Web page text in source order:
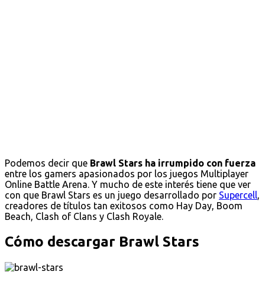
Podemos decir que Brawl Stars ha irrumpido con fuerza
entre los gamers apasionados por los juegos Multiplayer
Online Battle Arena. Y mucho de este interés tiene que ver
con que Brawl Stars es un juego desarrollado por Supercell,
creadores de títulos tan exitosos como Hay Day, Boom
Beach, Clash of Clans y Clash Royale.
Cómo descargar Brawl Stars